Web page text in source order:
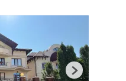
Next